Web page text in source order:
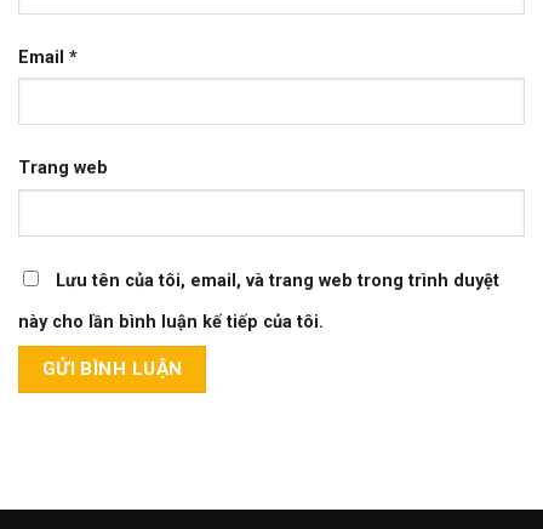
Email *
Trang web
Lưu tên của tôi, email, và trang web trong trình duyệt
này cho lần bình luận kế tiếp của tôi.